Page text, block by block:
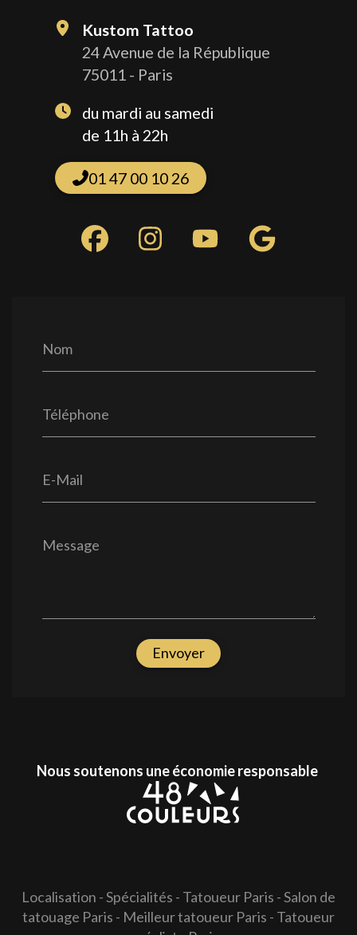
Nom
Téléphone
E-Mail
Message
Envoyer
Kustom Tattoo
24 Avenue de la République
75011 - Paris
du mardi au samedi
de 11h à 22h
01 47 00 10 26
Nous soutenons une économie responsable
Localisation -Spécialités - Tatoueur Paris -Salon de
tatouage Paris - Meilleur tatoueur Paris - Tatoueur